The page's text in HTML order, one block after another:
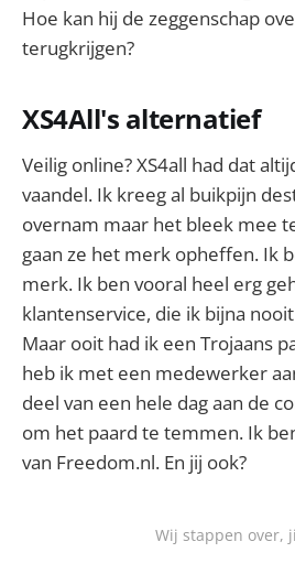
Hoe kan hij de zeggenschap
terugkrijgen?
XS4All's alternatief
Veilig online? XS4all had dat
vaandel. Ik kreeg al buikpijn
overnam maar het bleek mee
gaan ze het merk opheffen. Ik
merk. Ik ben vooral heel erg
klantenservice, die ik bijna
Maar ooit had ik een Trojaans
heb ik met een medewerker
deel van een hele dag aan de
om het paard te temmen. Ik
van Freedom.nl. En jij ook?
Wij stappen over,